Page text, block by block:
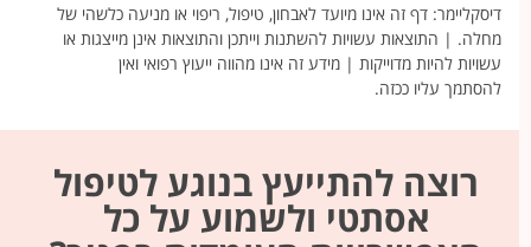
דיסקליימר: דף זה אינו מיועד לאבחון, טיפול, ריפוי או מניעה כלשהי של
מחלה. | התוצאות עשויות להשתנות וייתכן והתוצאות אינן מייצגות או
עשויות להיות מדוייקות | מידע זה אינו מהווה ייעוץ רפואי ואין
להסתמך עליו ככזה.
רוצה להתייעץ בנוגע לטיפול
אסתטי ולשמוע על כל